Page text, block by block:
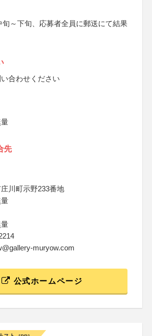
旬～下旬、応募者全員に郵送にて結果
合わせください
先
川町示野233番地
muryow.com
公式ホームページ